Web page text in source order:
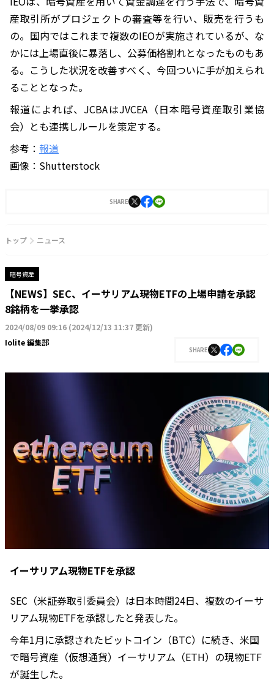
産取引所がプロジェクトの審査等を行い、販売を行うも
の。国内ではこれまで複数のIEOが実施されているが、な
かには上場直後に暴落し、公募価格割れとなったものもあ
る。こうした状況を改善すべく、今回ついに手が加えられ
ることとなった。
報道によれば、JCBAはJVCEA（日本暗号資産取引業協
会）とも連携しルールを策定する。
参考： 報道
画像：Shutterstock
SHARE
トップ ニュース
暗号資産
【NEWS】SEC、イーサリアム現物ETFの上場申請を承認
8銘柄を一挙承認
2024/08/09 09:16 (2024/12/13 11:37 更新)
Iolite 編集部
SHARE
イーサリアム現物ETFを承認
SEC（米証券取引委員会）は日本時間24日、複数のイーサ
リアム現物ETFを承認したと発表した。
今年1月に承認されたビットコイン（BTC）に続き、米国
で暗号資産（仮想通貨）イーサリアム（ETH）の現物ETF
が誕生した。